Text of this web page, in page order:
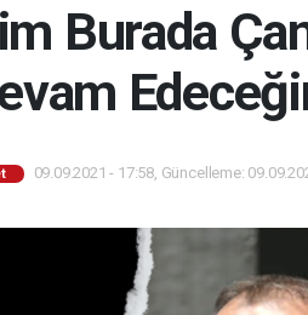
Burada
09.09.2021 - 17:58, Güncelleme: